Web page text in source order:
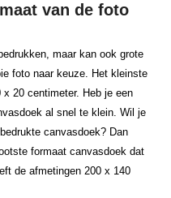
van de foto
maar kan ook grote
foto naar keuze. Het kleinste
20 centimeter. Heb je een
al snel te klein. Wil je
canvasdoek? Dan
formaat canvasdoek dat
de afmetingen 200 x 140